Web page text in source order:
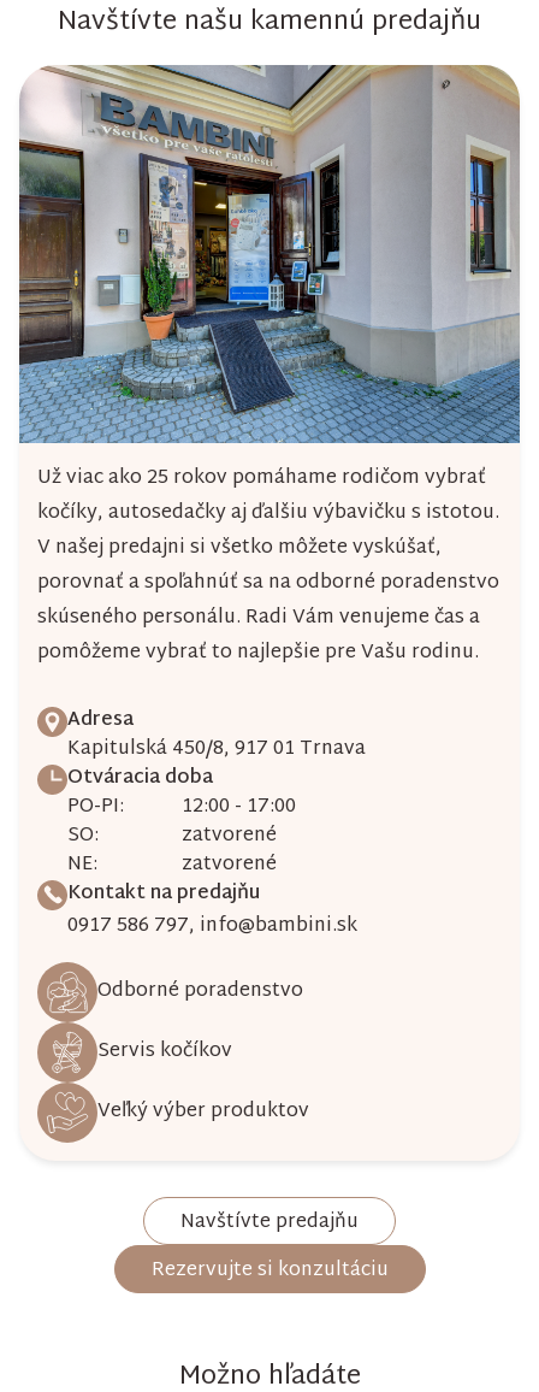
v
k
y
v
ý
p
i
s
u
Navštívte našu kamennú predajňu
Už viac ako 25 rokov pomáhame rodičom vybrať
kočíky, autosedačky aj ďalšiu výbavičku s istotou.
V našej predajni si všetko môžete vyskúšať,
porovnať a spoľahnúť sa na odborné poradenstvo
skúseného personálu. Radi Vám venujeme čas a
pomôžeme vybrať to najlepšie pre Vašu rodinu.
Adresa
Kapitulská 450/8, 917 01 Trnava
Otváracia doba
PO-PI:
12:00 - 17:00
SO:
zatvorené
NE:
zatvorené
Kontakt na predajňu
0917 586 797, info@bambini.sk
Odborné poradenstvo
Servis kočíkov
Veľký výber produktov
Navštívte predajňu
Rezervujte si konzultáciu
Možno hľadáte